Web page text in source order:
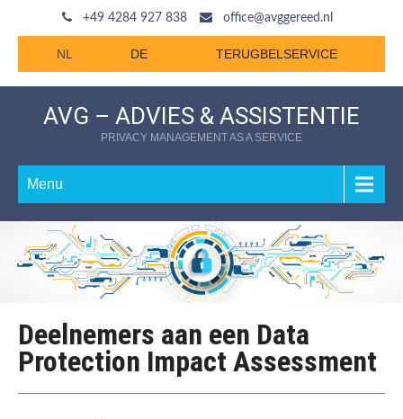
+49 4284 927 838 office@avggereed.nl
NL DE TERUGBELSERVICE
AVG – ADVIES & ASSISTENTIE
PRIVACY MANAGEMENT AS A SERVICE
Menu
Deelnemers aan een Data
Protection Impact Assessment